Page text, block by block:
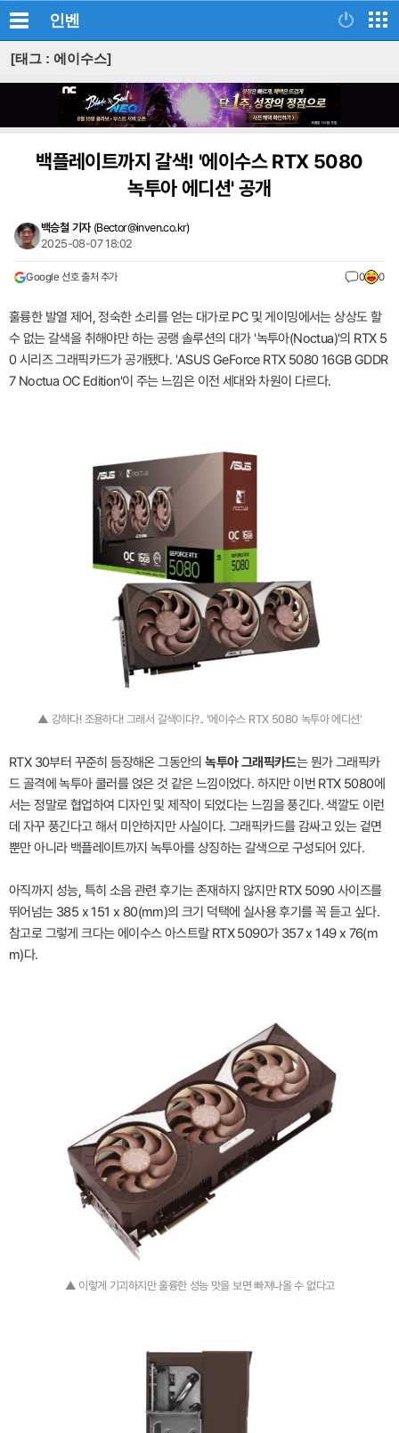
인벤
[태그 : 에이수스]
백플레이트까지 갈색! '에이수스 RTX 5080
녹투아 에디션' 공개
백승철 기자 (Bector@inven.co.kr)
2025-08-07 18:02
Google 선호 출처 추가 0 0
훌륭한 발열 제어, 정숙한 소리를 얻는 대가로 PC 및 게이밍에서는 상상도 할
수 없는 갈색을 취해야만 하는 공랭 솔루션의 대가 '녹투아(Noctua)'의 RTX 5
0 시리즈 그래픽카드가 공개됐다. 'ASUS GeForce RTX 5080 16GB GDDR
7 Noctua OC Edition'이 주는 느낌은 이전 세대와 차원이 다르다.
▲ 강하다! 조용하다! 그래서 갈색이다?.. '에이수스 RTX 5080 녹투아 에디션'
RTX 30부터 꾸준히 등장해온 그동안의녹투아 그래픽카드는 뭔가 그래픽카
드 골격에 녹투아 쿨러를 얹은 것 같은 느낌이었다. 하지만 이번 RTX 5080에
서는 정말로 협업하여 디자인 및 제작이 되었다는 느낌을 풍긴다. 색깔도 이런
데 자꾸 풍긴다고 해서 미안하지만 사실이다. 그래픽카드를 감싸고 있는 겉면
뿐만 아니라 백플레이트까지 녹투아를 상징하는 갈색으로 구성되어 있다.
아직까지 성능, 특히 소음 관련 후기는 존재하지 않지만 RTX 5090 사이즈를
뛰어넘는 385 x 151 x 80(mm)의 크기 덕택에 실사용 후기를 꼭 듣고 싶다.
참고로 그렇게 크다는 에이수스 아스트랄 RTX 5090가 357 x 149 x 76(m
m)다.
▲ 이렇게 기괴하지만 훌륭한 성능 맛을 보면 빠져나올 수 없다고